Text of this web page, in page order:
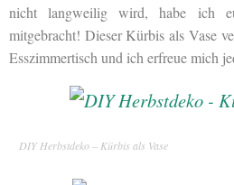
nicht langweilig wird, habe ich
mitgebracht! Dieser Kürbis als Vase
Esszimmertisch und ich erfreue mich
DIY Herbstdeko – Kürbis als Vase